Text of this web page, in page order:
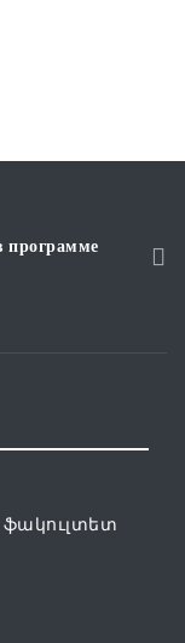
программе